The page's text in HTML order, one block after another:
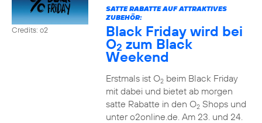
Credits: o2
SATTE RABATTE AUF ATTRAKTIVES
ZUBEHÖR:
Black Friday wird bei
O2 zum Black
Weekend
Erstmals ist O2beim Black Friday
mit dabei und bietet ab morgen
satte Rabatte in den O2Shops und
unter o2online.de. Am 23. und 24.